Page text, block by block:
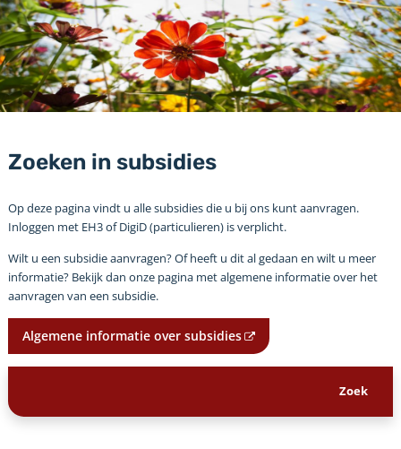
Zoeken in subsidies
Op deze pagina vindt u alle subsidies die u bij ons kunt aanvragen.
Inloggen met EH3 of DigiD (particulieren) is verplicht.
Wilt u een subsidie aanvragen? Of heeft u dit al gedaan en wilt u meer
informatie? Bekijk dan onze pagina met algemene informatie over het
aanvragen van een subsidie.
Algemene informatie over subsidies